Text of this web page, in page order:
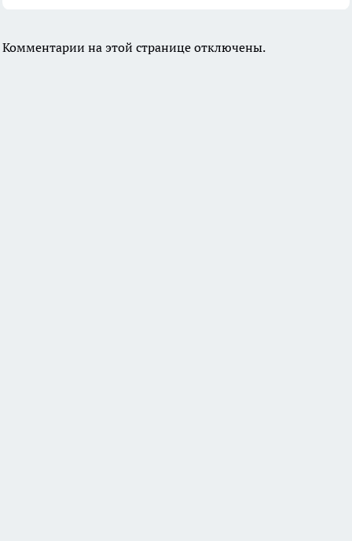
Комментарии на этой странице отключены.